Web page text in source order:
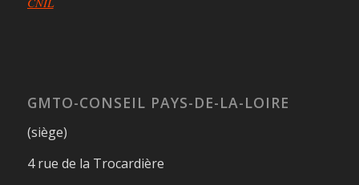
GMTO-CONSEIL PAYS-DE-LA-LOIRE
(siège)
4 rue de la Trocardière